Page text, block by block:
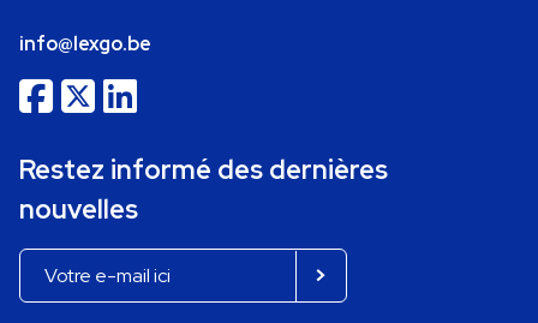
info@lexgo.be
Restez informé des dernières
nouvelles